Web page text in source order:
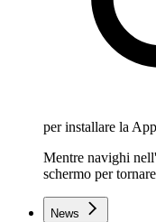
per installare la
Mentre navighi
schermo per
News